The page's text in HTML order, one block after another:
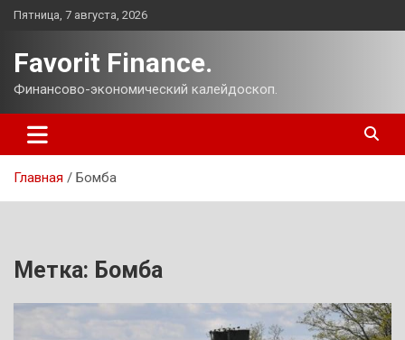
Перейти
Пятница, 7 августа, 2026
Favorit Finance.
Финансово-экономический калейдоскоп.
Главная Бомба
Метка: Бомба